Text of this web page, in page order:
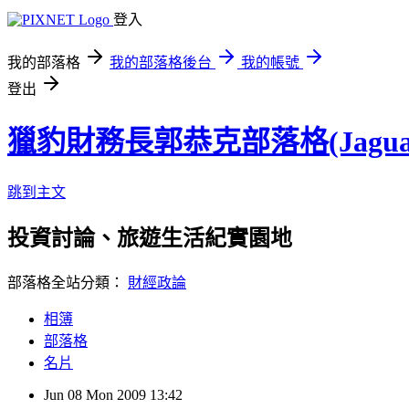
登入
我的部落格 我的部落格後台
我的帳號
登出
獵豹財務長郭恭克部落格
跳到主文
投資討論、旅遊生活紀實園地
部落格全站分類： 財經政論
相簿
部落格
名片
Jun 08 Mon 2009 13:42